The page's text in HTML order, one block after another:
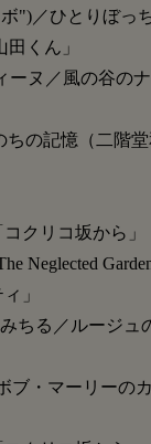
")／ひとりぼっ
くん」
ーヌ／風の谷の
ちの記憶（二階
クリコ坂から」
Neglected
」
みちる／ルージ
ブ・マーリー